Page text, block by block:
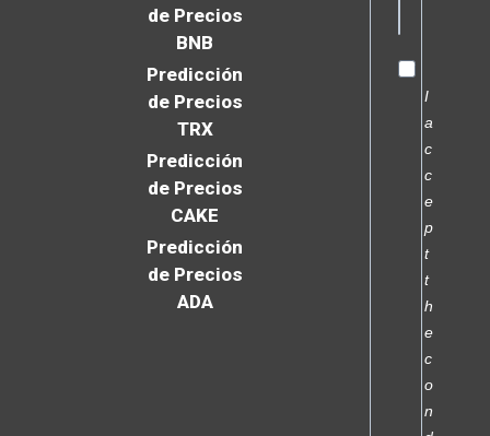
de Precios
BNB
Predicción
de Precios
TRX
Predicción
de Precios
CAKE
Predicción
de Precios
ADA
I
a
c
c
e
p
t
t
h
e
c
o
n